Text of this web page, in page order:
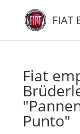
FIAT
Fiat
Punto"